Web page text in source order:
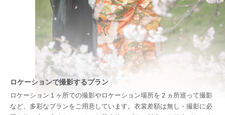
ロケーションで撮影するプラン
ロケーション１ヶ所での撮影やロケーション場所を２ヵ所巡って撮影
など、多彩なプランをご用意しています。衣裳差額は無し・撮影に必